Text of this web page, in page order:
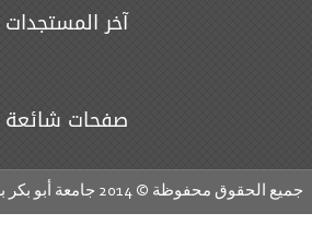
آخر المستجدات
صفحات شائعة
الحقوق محفوظة © 2014 جامعة أبو بكر بلقايد تلمسان . إنجــاز